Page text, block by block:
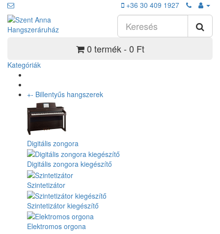
+36 30 409 1927
0 termék - 0 Ft
Kategóriák
+- Billentyűs hangszerek
Digitális zongora
Digitális zongora kiegészítő
Szintetizátor
Szintetizátor kiegészítő
Elektromos orgona